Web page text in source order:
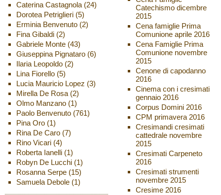
Caterina Castagnola(24)
Dorotea Petriglieri(5)
Erminia Benvenuto(2)
Fina Gibaldi(2)
Gabriele Monte(43)
Giuseppina Pignataro(6)
Ilaria Leopoldo(2)
Lina Fiorello(5)
Lucia Mauricio Lopez (3)
Mirella De Rosa(2)
Olmo Manzano(1)
Paolo Benvenuto(761)
Pina Oro(1)
Rina De Caro(7)
Rino Vicari(4)
Roberta Ianelli(1)
Robyn De Lucchi(1)
Rosanna Serpe(15)
Samuela Debole(1)
Catechismo dicembre
2015
Cena famiglie Prima
Comunione aprile 2016
Cena Famiglie Prima
Comunione novembre
2015
Cenone di capodanno
2016
Cinema con i cresimati
gennaio 2016
Corpus Domini 2016
CPM primavera 2016
Cresimandi cresimati
cattedrale novembre
2015
Cresimati Carpeneto
2016
Cresimati strumenti
novembre 2015
Cresime 2016